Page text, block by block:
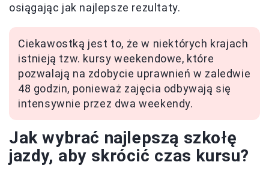
osiągając jak najlepsze rezultaty.
Ciekawostką jest to, że w niektórych krajach
istnieją tzw. kursy weekendowe, które
pozwalają na zdobycie uprawnień w zaledwie
48 godzin, ponieważ zajęcia odbywają się
intensywnie przez dwa weekendy.
Jak wybrać najlepszą szkołę
jazdy, aby skrócić czas kursu?